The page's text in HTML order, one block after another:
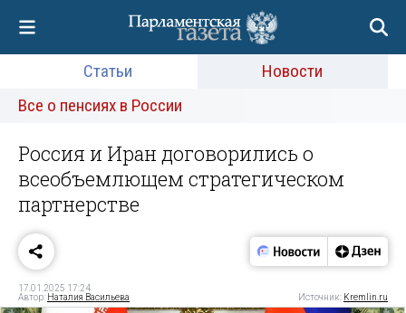
Статьи
Новости
Все о пенсиях в России
Россия и Иран договорились о
всеобъемлющем стратегическом
партнерстве
17.01.2025 17:24
Автор: Наталия Васильева Источник: Kremlin.ru